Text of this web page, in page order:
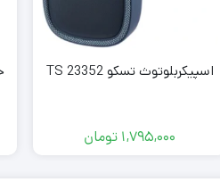
اسپیکربلوتوث تسکو TS 23352
1,795,000 تومان